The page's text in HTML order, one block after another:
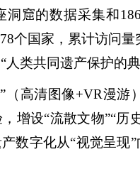
窟的数据采集和
个国家，累计访问
类共同遗产保护的典
高清图像+VR漫游
增设“流散文物”“历
数字化从“视觉呈现